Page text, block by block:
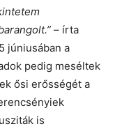
– írta
júniusában a
pedig meséltek
ősi erősségét a
is